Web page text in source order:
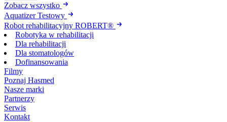
Zobacz wszystko
Aquatizer Testowy
Robot rehabilitacyjny ROBERT®
Robotyka w rehabilitacji
Dla rehabilitacji
Dla stomatologów
Dofinansowania
Filmy
Poznaj Hasmed
Nasze marki
Partnerzy
Serwis
Kontakt